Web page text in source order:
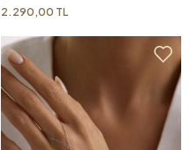
2.290,00 TL